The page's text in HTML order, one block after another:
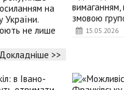
на
не лише
Докладніше >>
15.05.2026
змовою